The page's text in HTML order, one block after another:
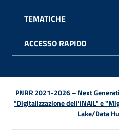
TEMATICHE
ACCESSO RAPIDO
PNRR 2021-2026 – Next
"Digitalizzazione dell’INAIL" e
Lake/Data